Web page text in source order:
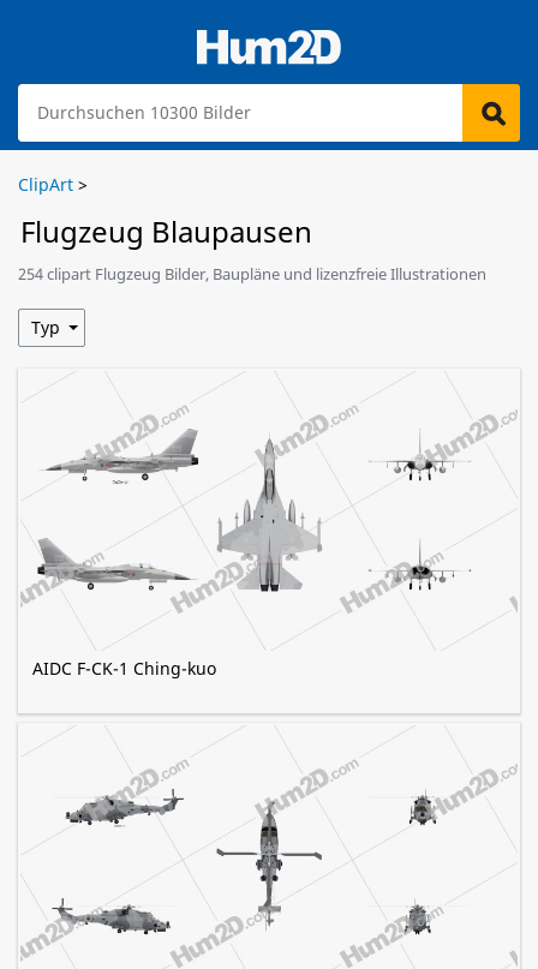
ClipArt >
Flugzeug Blaupausen
254 clipart Flugzeug Bilder, Baupläne und lizenzfreie Illustrationen
AIDC F-CK-1 Ching-kuo
Typ